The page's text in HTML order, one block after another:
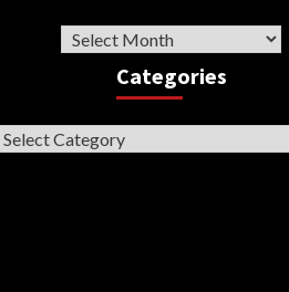
Archive
Categories
Categories